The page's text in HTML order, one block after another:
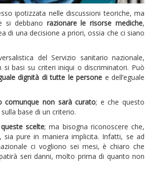
ipotizzata nelle discussioni teoriche, ma
si debbano razionare le risorse mediche,
di una decisione a priori, ossia che ci siano
del Servizio sanitario nazionale,
si basi su criteri iniqui o discriminatori. Può
dignità di tutte le persone e dell’eguale
comunque non sarà curato; e che questo
base di un criterio.
scelte; ma bisogna riconoscere che,
sia pure in maniera implicita. Infatti, se ad
ci vogliono sei mesi, è chiaro che
seri danni, molto prima di quanto non